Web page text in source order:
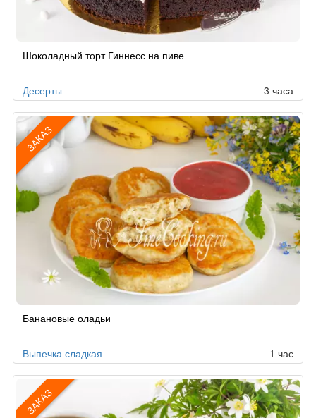
поШоколадный торт Гиннесс на пиве
Десерты 3 часа
ЗАКАЗ
поБанановые оладьи
Выпечка сладкая 1 час
ЗАКАЗ